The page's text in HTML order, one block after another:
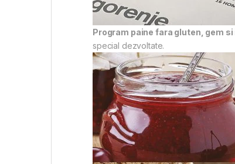
Program paine fara gluten, gem
special dezvoltate.